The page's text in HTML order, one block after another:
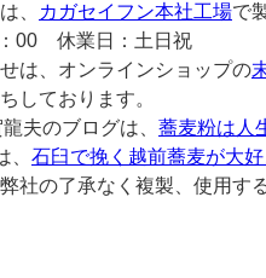
、
カガセイフン本社工場で
00 休業日：土日祝
は、オンラインショップの
しております。
夫のブログは、 蕎麦粉は人
石臼で挽く越前蕎麦が大
社の了承なく複製、使用す